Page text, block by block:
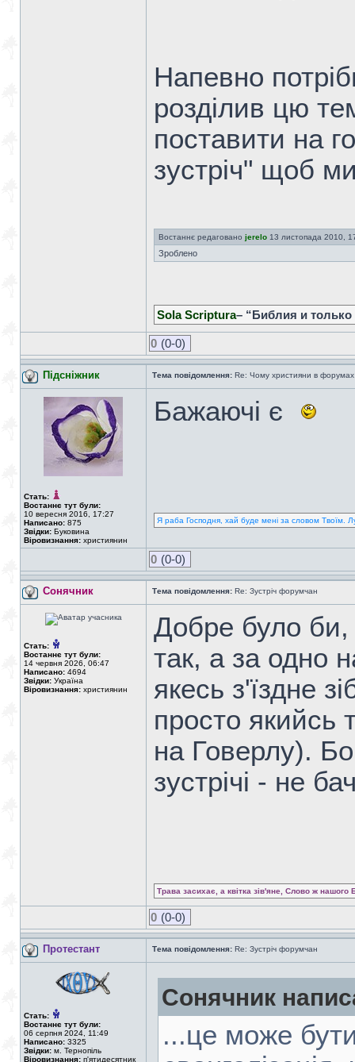
Напевно
розділив цю
поставити на
зустріч" щоб
Востаннє редаговано jerelo 13 листопада 2010,
Зроблено
Sola Scriptura– “Библия и
0 (0-0)
Підсніжник Тема повідомлення: Re: Чому християни в форумах
Стать:
Востаннє тут були:
10 вересня 2016, 17:27
Написано: 875
Звідки: Буковина
Віровизнання: християнин
Бажаючі є
Я раба Господня, хай буде мені за словом Твоїм.
0 (0-0)
Сонячник Тема повідомлення: Re: Зустріч форумчан
Стать:
Востаннє тут були:
14 червня 2026, 06:47
Написано: 4694
Звідки: Україна
Віровизнання: християнин
Добре було би,
так, а за одно
якесь з'їздне
просто якийсь
на Говерлу).
зустрічі - не
Трава засихає, а квітка зів'яне, Слово ж нашого
0 (0-0)
Протестант Тема повідомлення: Re: Зустріч форумчан
Стать:
Востаннє тут були:
06 серпня 2024, 11:49
Написано: 3325
Звідки: м. Тернопіль
Віровизнання: п'ятидесятник
Сонячник
...це може